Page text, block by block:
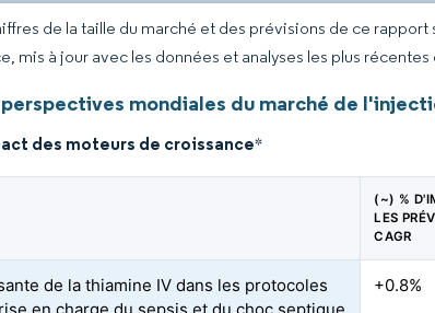
de la taille du marché et des prévisions de ce
mis à jour avec les données et analyses les plus
mondiales du marché de
des moteurs de croissance*
(~) %
LES
CAGR
de la thiamine IV dans les protocoles
+0.8%